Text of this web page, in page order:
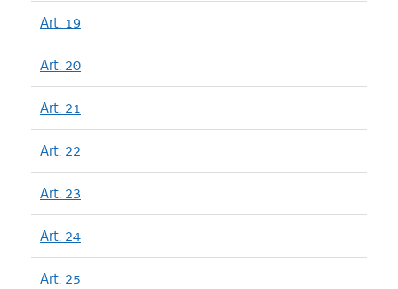
Art. 19
Art. 20
Art. 21
Art. 22
Art. 23
Art. 24
Art. 25